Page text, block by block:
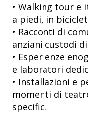
• Walking tour e
a piedi, in
• Racconti di
anziani custodi
• Esperienze
e laboratori
• Installazioni e
momenti di
specific.